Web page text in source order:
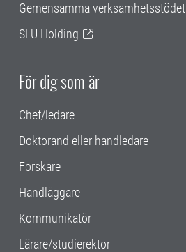
Gemensamma verksamhetsstödet
SLU Holding
För dig som är
Chef/ledare
Doktorand eller handledare
Forskare
Handläggare
Kommunikatör
Lärare/studierektor